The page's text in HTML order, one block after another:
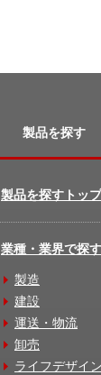
製品を探す
製品を探すトップ
業種・業界で探す
製造
建設
運送・物流
卸売
ライフデザイ